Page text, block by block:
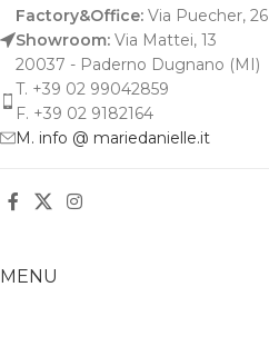
Factory&Office: Via Puecher, 26
Showroom: Via Mattei, 13
20037 - Paderno Dugnano (MI)
T. +39 02 99042859
F. +39 02 9182164
M. info @ mariedanielle.it
MENU